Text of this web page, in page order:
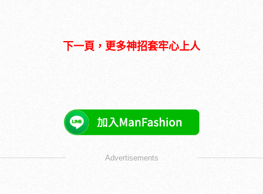
下一頁，更多神招套牢心上人
Advertisements